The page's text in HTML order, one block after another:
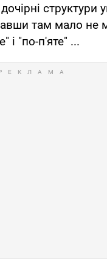
структури
там мало не
і "по-п'яте" ...